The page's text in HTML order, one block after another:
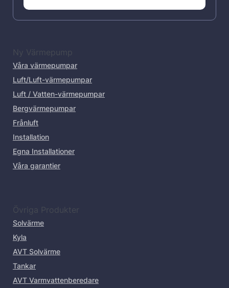
Ny Värmepump
Våra värmepumpar
Luft/Luft-värmepumpar
Luft / Vatten-värmepumpar
Bergvärmepumpar
Frånluft
Installation
Egna Installationer
Våra garantier
Övriga Produkter
Solvärme
Kyla
AVT Solvärme
Tankar
AVT Varmvattenberedare